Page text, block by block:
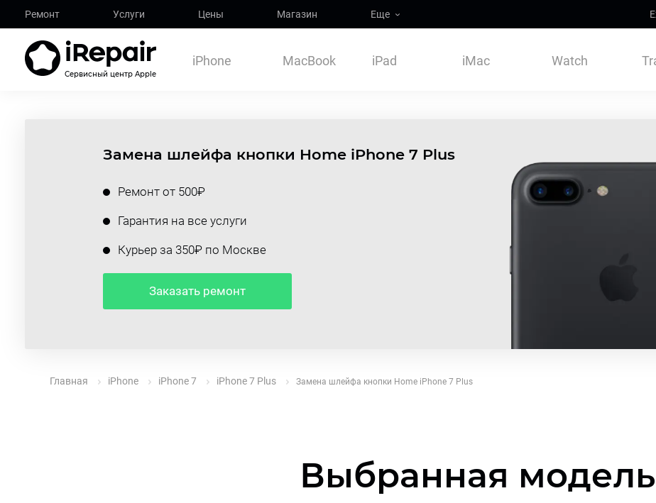
Ремонт Услуги Цены Магазин Еще
Сервисный центр Apple
iPhone MacBook iPad iMac Watch
Замена шлейфа кнопки Home iPhone 7 Plus
Ремонт от 500₽
Гарантия на все услуги
Курьер за 350₽ по Москве
Заказать ремонт
Главная iPhone iPhone 7 iPhone 7 Plus Замена шлейфа кнопки Home iPhone 7 Plus
Выбранная модель